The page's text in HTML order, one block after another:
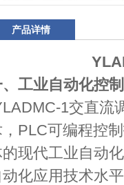
产品详情
、工业自动化控
1交直流
PLC可编程控
现代工业自动
动化应用技术水